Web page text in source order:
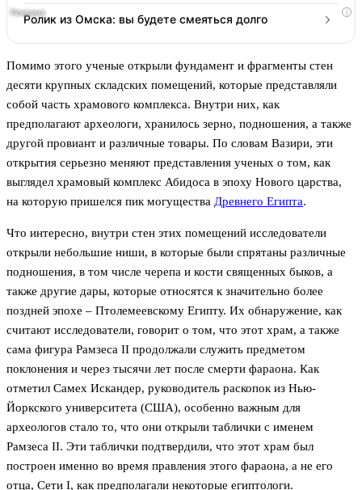
i
Ролик из Омска: вы будете смеяться долго
Помимо этого ученые открыли фундамент и фрагменты стен
десяти крупных складских помещений, которые представляли
собой часть храмового комплекса. Внутри них, как
предполагают археологи, хранилось зерно, подношения, а также
другой провиант и различные товары. По словам Вазири, эти
открытия серьезно меняют представления ученых о том, как
выглядел храмовый комплекс Абидоса в эпоху Нового царства,
на которую пришелся пик могущества Древнего Египта.
Что интересно, внутри стен этих помещений исследователи
открыли небольшие ниши, в которые были спрятаны различные
подношения, в том числе черепа и кости священных быков, а
также другие дары, которые относятся к значительно более
поздней эпохе – Птолемеевскому Египту. Их обнаружение, как
считают исследователи, говорит о том, что этот храм, а также
сама фигура Рамзеса II продолжали служить предметом
поклонения и через тысячи лет после смерти фараона. Как
отметил Самех Искандер, руководитель раскопок из Нью-
Йоркского университета (США), особенно важным для
археологов стало то, что они открыли таблички с именем
Рамзеса II. Эти таблички подтвердили, что этот храм был
построен именно во время правления этого фараона, а не его
отца, Сети I, как предполагали некоторые египтологи.